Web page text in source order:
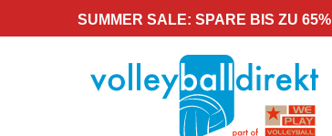
SUMMER SALE: SPARE BIS ZU 65%